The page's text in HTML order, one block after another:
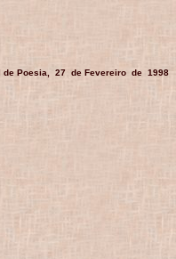
de Poesia, 27 de Fevereiro de 1998